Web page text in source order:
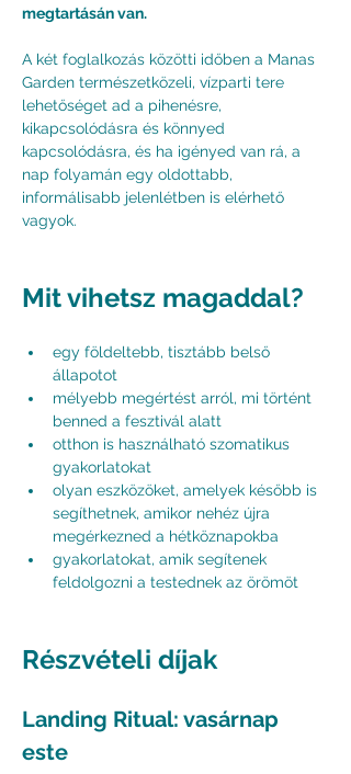
megtartásán van.
A két foglalkozás közötti időben a Manas
Garden természetközeli, vízparti tere
lehetőséget ad a pihenésre,
kikapcsolódásra és könnyed
kapcsolódásra, és ha igényed van rá, a
nap folyamán egy oldottabb,
informálisabb jelenlétben is elérhető
vagyok.
Mit vihetsz magaddal?
egy földeltebb, tisztább belső
állapotot
mélyebb megértést arról, mi történt
benned a fesztivál alatt
otthon is használható szomatikus
gyakorlatokat
olyan eszközöket, amelyek később is
segíthetnek, amikor nehéz újra
megérkezned a hétköznapokba
gyakorlatokat, amik segítenek
feldolgozni a testednek az örömöt
Részvételi díjak
Landing Ritual: vasárnap
este